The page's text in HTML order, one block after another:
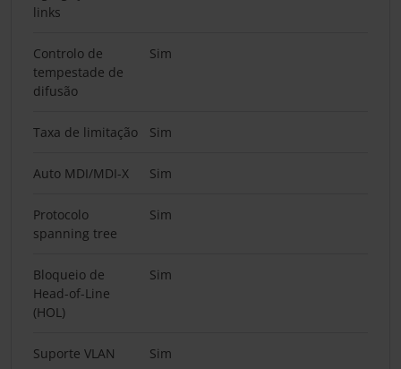
links
Controlo de
tempestade de
difusão
Sim
Taxa de limitação Sim
Auto MDI/MDI-X Sim
Protocolo
spanning tree
Sim
Bloqueio de
Head-of-Line
(HOL)
Sim
Suporte VLAN Sim